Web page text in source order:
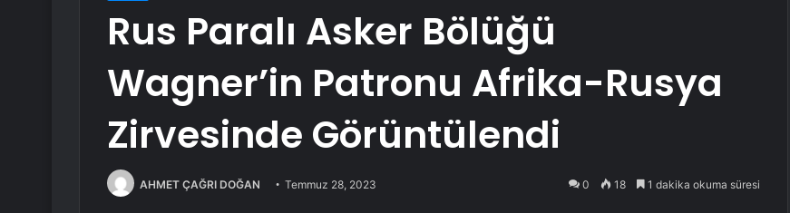
Rus Paralı Asker Bölüğü
Wagner’in Patronu Afrika-Rusya
Zirvesinde Görüntülendi
AHMET ÇAĞRI DOĞAN Temmuz 28, 2023 0 18 1 dakika okuma süresi